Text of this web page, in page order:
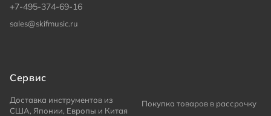
+7-495-374-69-16
sales@skifmusic.ru
Сервис
Доставка инструментов из
США, Японии, Европы и Китая
Покупка товаров в рассрочку